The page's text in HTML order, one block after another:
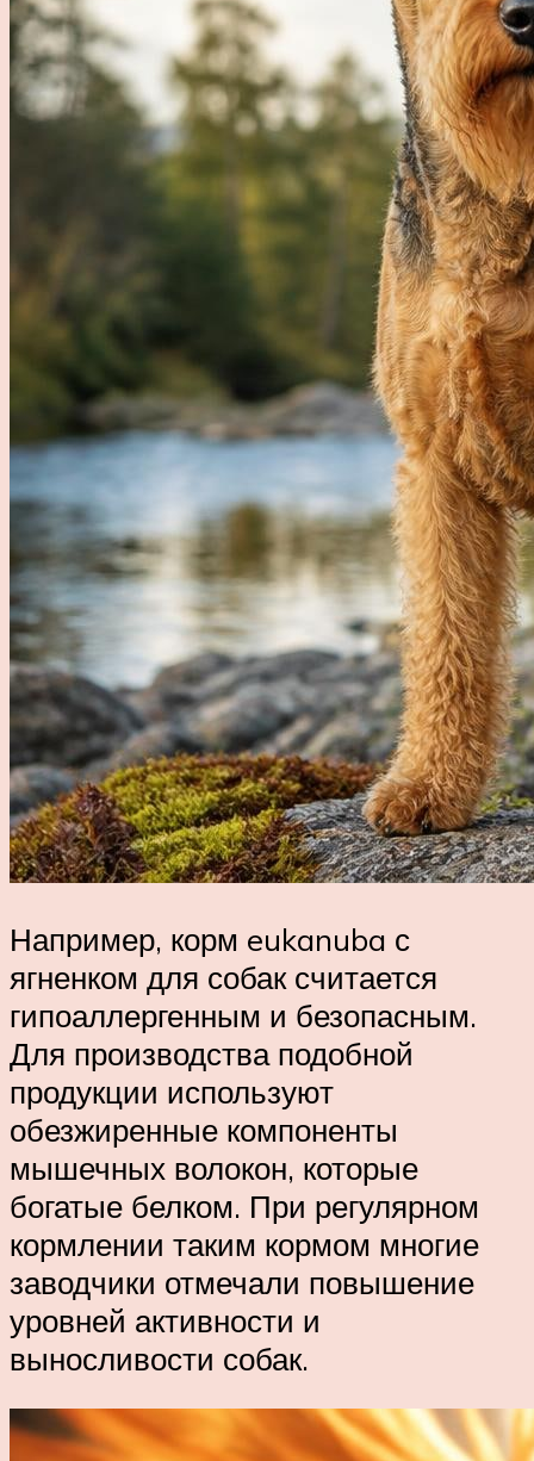
Например, корм eukanuba с
ягненком для собак считается
гипоаллергенным и безопасным.
Для производства подобной
продукции используют
обезжиренные компоненты
мышечных волокон, которые
богатые белком. При регулярном
кормлении таким кормом многие
заводчики отмечали повышение
уровней активности и
выносливости собак.